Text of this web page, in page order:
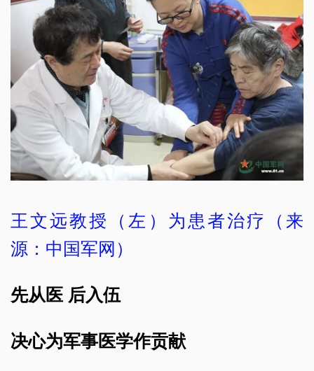
王文远教授（左）为患者治疗（来
源：中国军网）
先从医 后入伍
决心为军事医学作贡献